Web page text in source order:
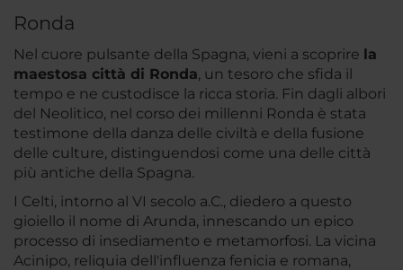
Ronda
Nel cuore pulsante della Spagna, vieni a scoprire la
maestosa città di Ronda, un tesoro che sfida il
tempo e ne custodisce la ricca storia. Fin dagli albori
del Neolitico, nel corso dei millenni Ronda è stata
testimone della danza delle civiltà e della fusione
delle culture, distinguendosi come una delle città
più antiche della Spagna.
I Celti, intorno al VI secolo a.C., diedero a questo
gioiello il nome di Arunda, innescando un epico
processo di insediamento e metamorfosi. La vicina
Acinipo, reliquia dell'influenza fenicia e romana,